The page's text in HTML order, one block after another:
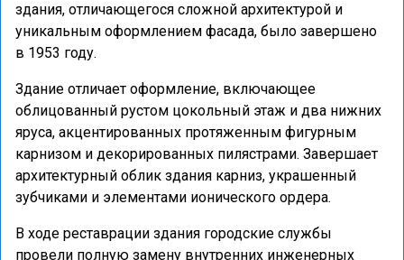
здания, отличающегося сложной архитектурой и
уникальным оформлением фасада, было завершено
в 1953 году.
Здание отличает оформление, включающее
облицованный рустом цокольный этаж и два нижних
яруса, акцентированных протяженным фигурным
карнизом и декорированных пилястрами. Завершает
архитектурный облик здания карниз, украшенный
зубчиками и элементами ионического ордера.
В ходе реставрации здания городские службы
провели полную замену внутренних инженерных